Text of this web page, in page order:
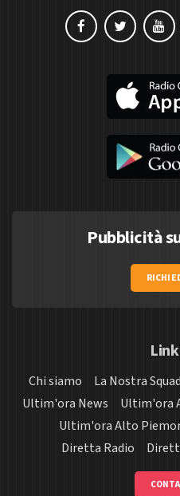
Pubblicità
Chi siamo La Nostra
Ultim'ora News
Ultim'ora
Ultim'ora Alto
Diretta Radio